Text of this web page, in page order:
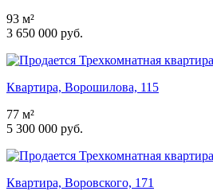
93 м²
3 650 000 руб.
Квартира, Ворошилова, 115
77 м²
5 300 000 руб.
Квартира, Воровского, 171